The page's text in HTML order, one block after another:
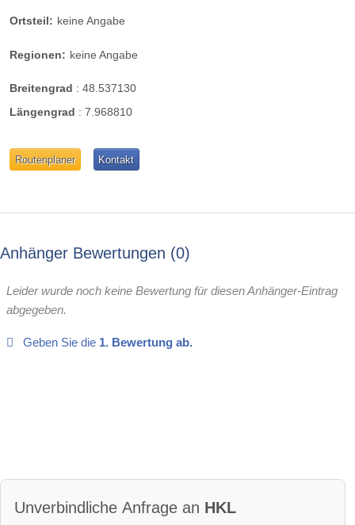
Ortsteil: keine Angabe
Regionen: keine Angabe
Breitengrad : 48.537130
Längengrad : 7.968810
Routenplaner Kontakt
Anhänger Bewertungen 0
Leider wurde noch keine Bewertung für diesen Anhänger-Eintrag
abgegeben.
Geben Sie die 1. Bewertung ab.
Unverbindliche Anfrage an HKL